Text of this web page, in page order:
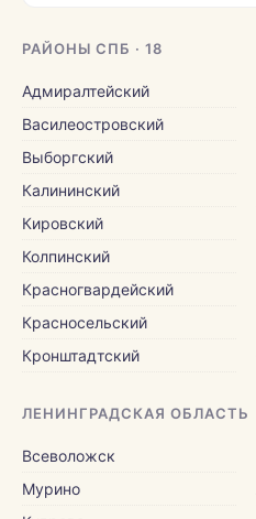
РАЙОНЫ СПБ · 18
Адмиралтейский
Василеостровский
Выборгский
Калининский
Кировский
Колпинский
Красногвардейский
Красносельский
Кронштадтский
ЛЕНИНГРАДСКАЯ ОБЛАСТЬ
Всеволожск
Мурино